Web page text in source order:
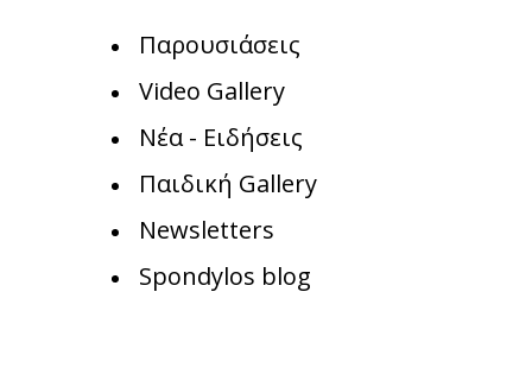
Παρουσιάσεις
Video Gallery
Νέα - Ειδήσεις
Παιδική Gallery
Newsletters
Spondylos blog